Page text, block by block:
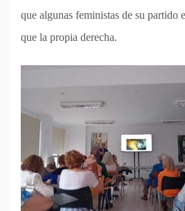
que algunas feministas de su partido
que la propia derecha.